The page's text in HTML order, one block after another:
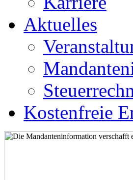
Aktuelles
Kostenfreie